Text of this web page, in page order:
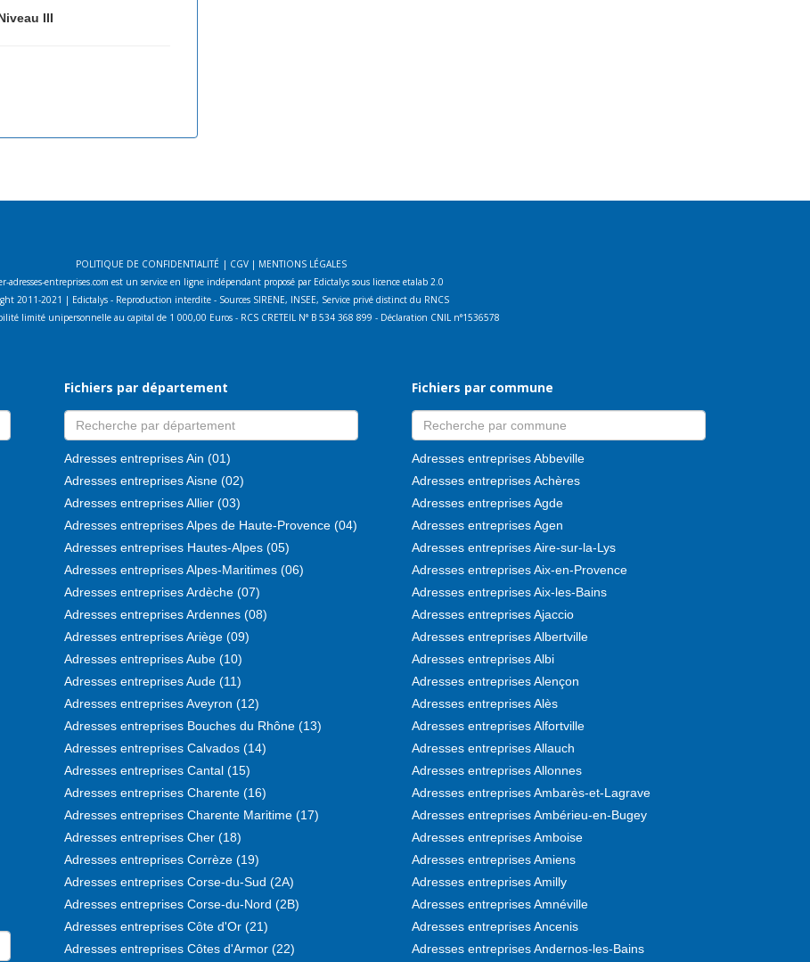
III
POLITIQUE DE CONFIDENTIALITÉ | CGV | MENTIONS LÉGALES
adresses-entreprises.com est un service en ligne indépendant proposé par Edictalys sous licence etalab 2.0
2011-2021 | Edictalys - Reproduction interdite - Sources SIRENE, INSEE, Service privé distinct du RNCS
limité unipersonnelle au capital de 1 000,00 Euros - RCS CRETEIL N° B 534 368 899 - Déclaration CNIL n°1536578
Fichiers par département
Adresses entreprises Ain (01)
Adresses entreprises Aisne (02)
Adresses entreprises Allier (03)
Adresses entreprises Alpes de Haute-Provence (04)
Adresses entreprises Hautes-Alpes (05)
Adresses entreprises Alpes-Maritimes (06)
Adresses entreprises Ardèche (07)
Adresses entreprises Ardennes (08)
Adresses entreprises Ariège (09)
Adresses entreprises Aube (10)
Adresses entreprises Aude (11)
Adresses entreprises Aveyron (12)
Adresses entreprises Bouches du Rhône (13)
Adresses entreprises Calvados (14)
Adresses entreprises Cantal (15)
Adresses entreprises Charente (16)
Adresses entreprises Charente Maritime (17)
Adresses entreprises Cher (18)
Adresses entreprises Corrèze (19)
Adresses entreprises Corse-du-Sud (2A)
Adresses entreprises Corse-du-Nord (2B)
Adresses entreprises Côte d'Or (21)
Adresses entreprises Côtes d'Armor (22)
Fichiers par commune
Adresses entreprises Abbeville
Adresses entreprises Achères
Adresses entreprises Agde
Adresses entreprises Agen
Adresses entreprises Aire-sur-la-Lys
Adresses entreprises Aix-en-Provence
Adresses entreprises Aix-les-Bains
Adresses entreprises Ajaccio
Adresses entreprises Albertville
Adresses entreprises Albi
Adresses entreprises Alençon
Adresses entreprises Alès
Adresses entreprises Alfortville
Adresses entreprises Allauch
Adresses entreprises Allonnes
Adresses entreprises Ambarès-et-Lagrave
Adresses entreprises Ambérieu-en-Bugey
Adresses entreprises Amboise
Adresses entreprises Amiens
Adresses entreprises Amilly
Adresses entreprises Amnéville
Adresses entreprises Ancenis
Adresses entreprises Andernos-les-Bains